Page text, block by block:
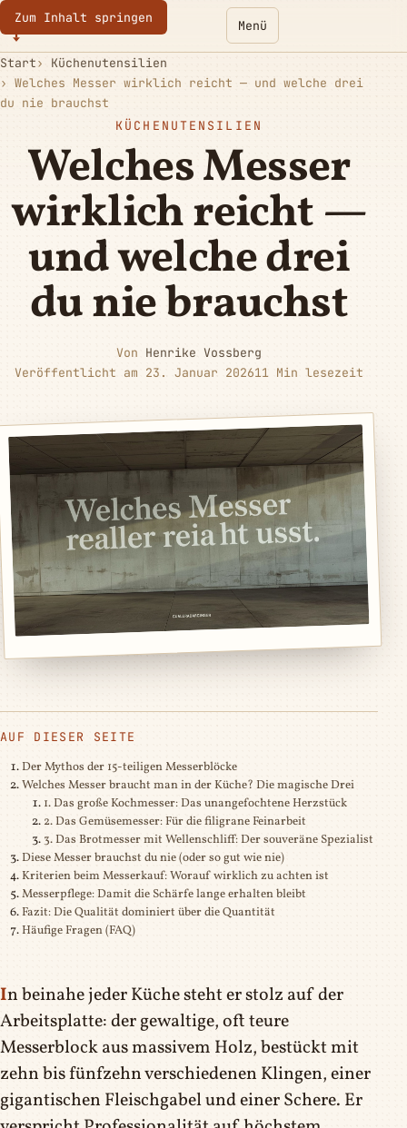
Zum Inhalt springen
Eurotoques Menü
Start
Küchenutensilien
Welches Messer wirklich reicht — und welche drei
du nie brauchst
KÜCHENUTENSILIEN
Welches Messer
wirklich reicht —
und welche drei
du nie brauchst
Von Henrike Vossberg
Veröffentlicht am 23. Januar 202611 Min lesezeit
In beinahe jeder Küche steht er stolz auf der
Arbeitsplatte: der gewaltige, oft teure
Messerblock aus massivem Holz, bestückt mit
zehn bis fünfzehn verschiedenen Klingen, einer
gigantischen Fleischgabel und einer Schere. Er
AUF DIESER SEITE
Der Mythos der 15-teiligen Messerblöcke
Welches Messer braucht man in der Küche? Die magische Drei
1. Das große Kochmesser: Das unangefochtene Herzstück
2. Das Gemüsemesser: Für die filigrane Feinarbeit
3. Das Brotmesser mit Wellenschliff: Der souveräne Spezialist
Diese Messer brauchst du nie (oder so gut wie nie)
Kriterien beim Messerkauf: Worauf wirklich zu achten ist
Messerpflege: Damit die Schärfe lange erhalten bleibt
Fazit: Die Qualität dominiert über die Quantität
Häufige Fragen (FAQ)